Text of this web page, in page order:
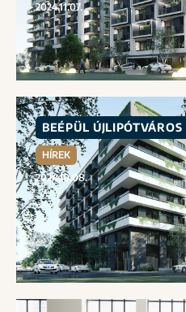
2024.11.07.
BEÉPÜL
HÍREK
2024.10.08.